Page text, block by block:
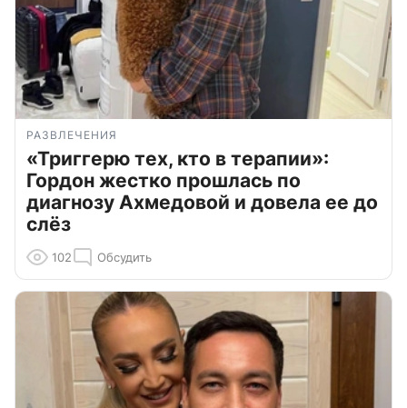
РАЗВЛЕЧЕНИЯ
«Триггерю тех, кто в терапии»:
Гордон жестко прошлась по
диагнозу Ахмедовой и довела ее до
слёз
102 Обсудить